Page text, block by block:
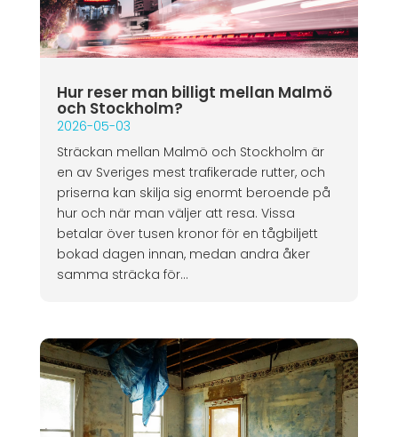
Hur reser man billigt mellan Malmö
och Stockholm?
2026-05-03
Sträckan mellan Malmö och Stockholm är
en av Sveriges mest trafikerade rutter, och
priserna kan skilja sig enormt beroende på
hur och när man väljer att resa. Vissa
betalar över tusen kronor för en tågbiljett
bokad dagen innan, medan andra åker
samma sträcka för...